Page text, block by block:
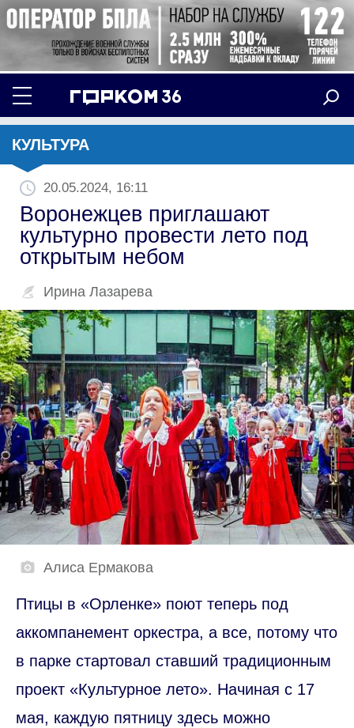
КУЛЬТУРА
20.05.2024, 16:11
Воронежцев приглашают
культурно провести лето под
открытым небом
Ирина Лазарева
Алиса Ермакова
Птицы в «Орленке» поют теперь под
аккомпанемент оркестра, а все, потому что
в парке стартовал ставший традиционным
проект «Культурное лето». Начиная с 17
мая, каждую пятницу здесь можно